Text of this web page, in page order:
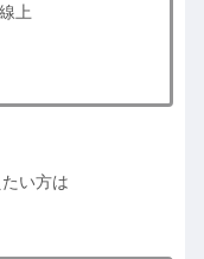
上
い方は